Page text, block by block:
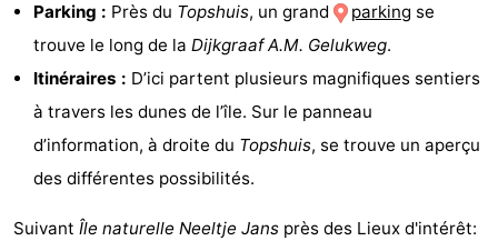
jeux
de
intérieures
Bowling
Centres
bien-
être
villes
Nature
Visites
Parking : Près du Topshuis, un grand parking se
trouve le long de la Dijkgraaf A.M. Gelukweg.
Itinéraires : D’ici partent plusieurs magnifiques sentiers
à travers les dunes de l’île. Sur le panneau
d’information, à droite du Topshuis, se trouve un aperçu
des différentes possibilités.
Suivant Île naturelle Neeltje Jans près des Lieux d'intérêt: